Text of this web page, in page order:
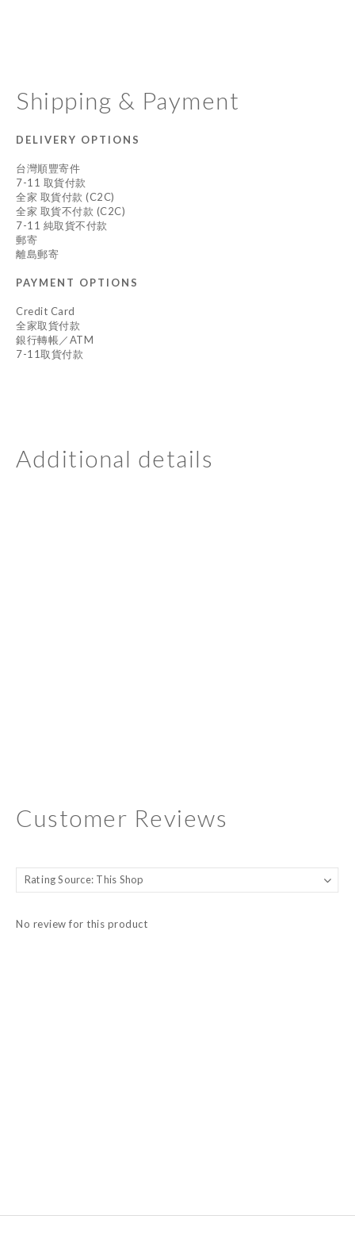
Shipping & Payment
DELIVERY OPTIONS
台灣順豐寄件
7-11 取貨付款
全家 取貨付款 (C2C)
全家 取貨不付款 (C2C)
7-11 純取貨不付款
郵寄
離島郵寄
PAYMENT OPTIONS
Credit Card
全家取貨付款
銀行轉帳／ATM
7-11取貨付款
Additional details
Customer Reviews
No review for this product